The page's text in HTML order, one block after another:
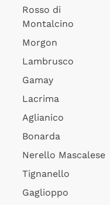
Rosso di
Montalcino
Morgon
Lambrusco
Gamay
Lacrima
Aglianico
Bonarda
Nerello Mascalese
Tignanello
Gaglioppo